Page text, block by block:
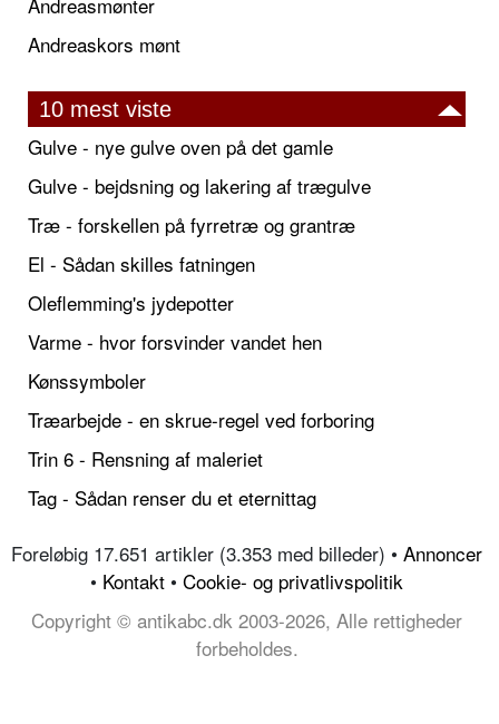
Andreaskors mønt
10 mest viste
Gulve - nye gulve oven på det gamle
Gulve - bejdsning og lakering af trægulve
Træ - forskellen på fyrretræ og grantræ
El - Sådan skilles fatningen
Oleflemming's jydepotter
Varme - hvor forsvinder vandet hen
Kønssymboler
Træarbejde - en skrue-regel ved forboring
Trin 6 - Rensning af maleriet
Tag - Sådan renser du et eternittag
Foreløbig 17.651 artikler (3.353 med billeder) • Annoncer
• Kontakt • Cookie- og privatlivspolitik
Copyright © antikabc.dk 2003-2026, Alle rettigheder
forbeholdes.